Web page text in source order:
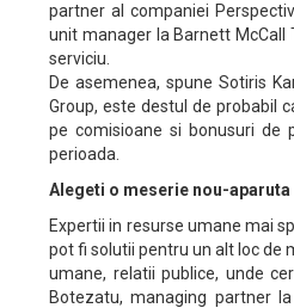
partner al companiei
unit manager la Barnett McCall
serviciu.
De asemenea, spune Sotiris
Group, este destul de probabil
pe comisioane si bonusuri de
perioada.
Alegeti o meserie nou-aparuta
Expertii in resurse umane mai
pot fi solutii pentru un alt loc de
umane, relatii publice, unde
Botezatu, managing partner